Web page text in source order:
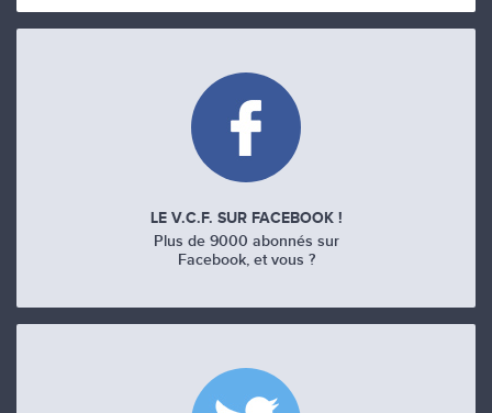
LE V.C.F. SUR FACEBOOK !
Plus de 9000 abonnés sur
Facebook, et vous ?